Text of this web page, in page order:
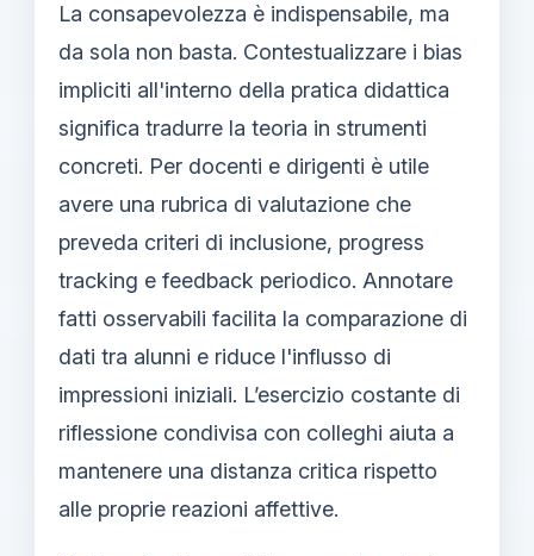
La consapevolezza è indispensabile, ma
da sola non basta. Contestualizzare i bias
impliciti all'interno della pratica didattica
significa tradurre la teoria in strumenti
concreti. Per docenti e dirigenti è utile
avere una rubrica di valutazione che
preveda criteri di inclusione, progress
tracking e feedback periodico. Annotare
fatti osservabili facilita la comparazione di
dati tra alunni e riduce l'influsso di
impressioni iniziali. L’esercizio costante di
riflessione condivisa con colleghi aiuta a
mantenere una distanza critica rispetto
alle proprie reazioni affettive.